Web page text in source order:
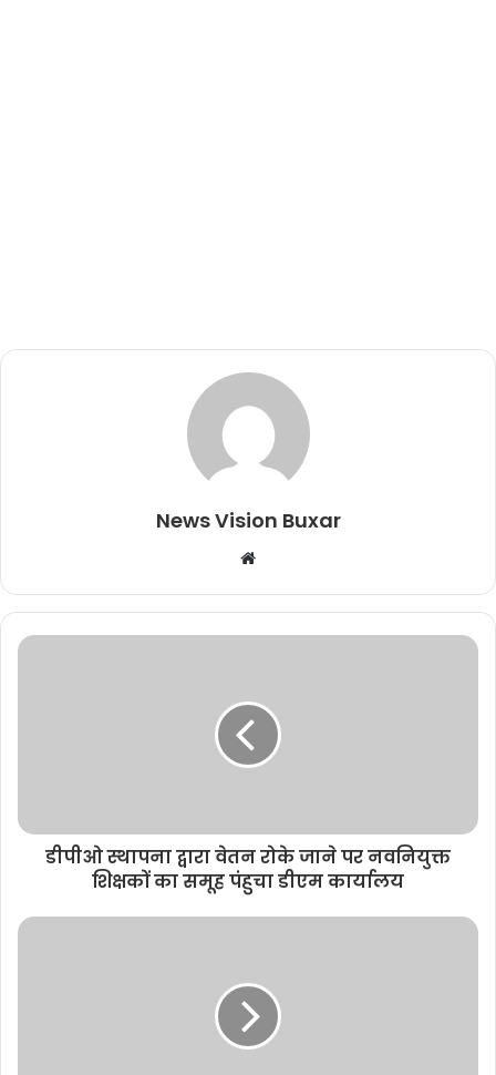
News Vision Buxar
b
s
e
डीपीओ स्थापना द्वारा वेतन रोके जाने पर नवनियुक्त
शिक्षकों का समूह पंहुचा डीएम कार्यालय